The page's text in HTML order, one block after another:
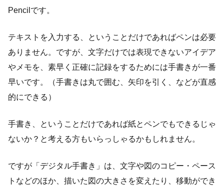
Pencilです。
テキストを入力する、ということだけであればペンは必要
ありません。ですが、文字だけでは表現できないアイデア
やメモを、素早く正確に記録をするためには手書きが一番
早いです。（手書きは丸で囲む、矢印を引く、などが直感
的にできる）
手書き、ということだけであれば紙とペンでもできるじゃ
ないか？と考える方もいらっしゃるかもしれません。
ですが「デジタル手書き」は、文字や図のコピー・ペース
トなどのほか、描いた図の大きさを変えたり、移動ができ